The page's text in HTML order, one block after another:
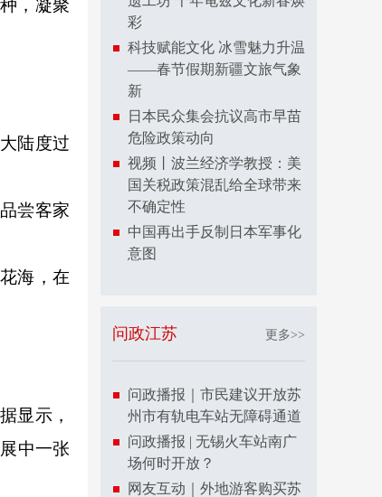
，凝聚
陆度过
尝客家
海，在
显示，
中一张
彩
科技赋能文化 冰雪魅力升温
——春节假期新疆文旅气象
新
日本民众集会抗议高市早苗
危险政策动向
视频丨波兰经济学教授：美
国关税政策混乱给全球带来
不确定性
中国再出手反制日本军事化
意图
问政江苏 更多>>
问政播报｜市民建议开放苏
州市有轨电车站无障碍通道
问政播报 | 无锡火车站南广
场何时开放？
网友互动｜外地游客购买苏